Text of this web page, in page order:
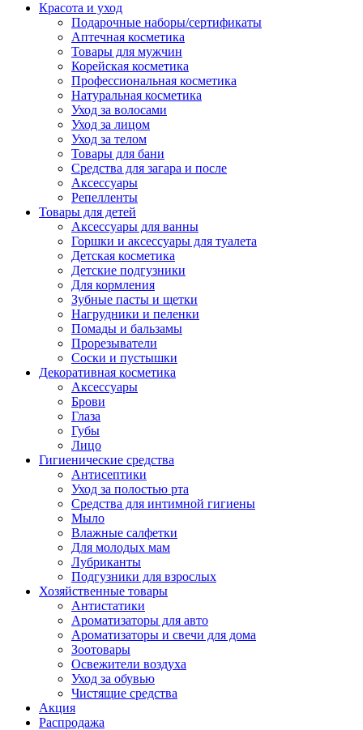
Красота и уход
Подарочные наборы/сертификаты
Аптечная косметика
Товары для мужчин
Корейская косметика
Профессиональная косметика
Натуральная косметика
Уход за волосами
Уход за лицом
Уход за телом
Товары для бани
Средства для загара и после
Аксессуары
Репелленты
Товары для детей
Аксессуары для ванны
Горшки и аксессуары для туалета
Детская косметика
Детские подгузники
Для кормления
Зубные пасты и щетки
Нагрудники и пеленки
Помады и бальзамы
Прорезыватели
Соски и пустышки
Декоративная косметика
Аксессуары
Брови
Глаза
Губы
Лицо
Гигиенические средства
Антисептики
Уход за полостью рта
Средства для интимной гигиены
Мыло
Влажные салфетки
Для молодых мам
Лубриканты
Подгузники для взрослых
Хозяйственные товары
Антистатики
Ароматизаторы для авто
Ароматизаторы и свечи для дома
Зоотовары
Освежители воздуха
Уход за обувью
Чистящие средства
Акция
Распродажа